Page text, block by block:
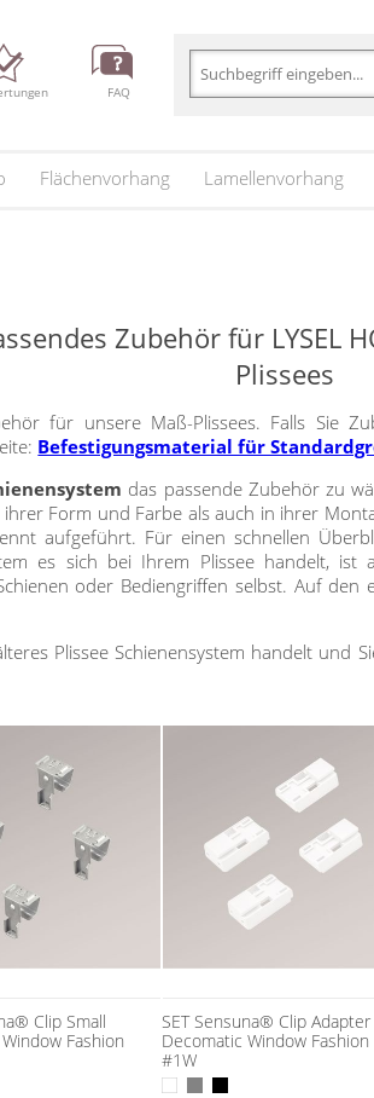
FAQ
Flächenvorhang Lamellenvorhang
Zubehör für LYSEL
Plissees
für unsere Maß-Plissees. Falls Sie
Befestigungsmaterial für
das passende Zubehör zu
Form und Farbe als auch in ihrer
aufgeführt. Für einen schnellen
es sich bei Ihrem Plissee handelt,
oder Bediengriffen selbst. Auf
Plissee Schienensystem handelt und
Clip Small
Fashion
SET Sensuna® Clip Adapter
Decomatic Window Fashion
#1W